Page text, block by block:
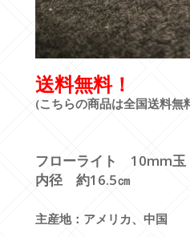
送料無料！
(こちらの商品は全国送料無
フローライト 10mm玉
内径 約16.5㎝
主産地：アメリカ、中国